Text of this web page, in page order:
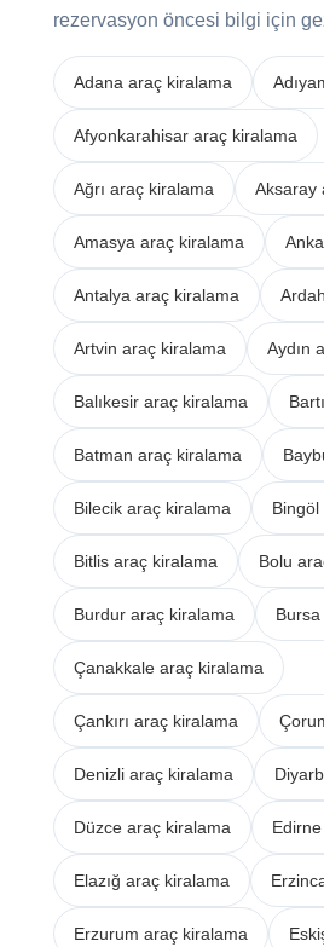
rezervasyon öncesi bilgi için
Adana araç kiralama
Afyonkarahisar araç kiralama
Ağrı araç kiralama Aksaray
Amasya araç kiralama
Antalya araç kiralama
Artvin araç kiralama Aydın
Balıkesir araç kiralama
Batman araç kiralama
Bilecik araç kiralama
Bitlis araç kiralama Bolu
Burdur araç kiralama
Çanakkale araç kiralama
Çankırı araç kiralama
Denizli araç kiralama
Düzce araç kiralama
Elazığ araç kiralama
Erzurum araç kiralama